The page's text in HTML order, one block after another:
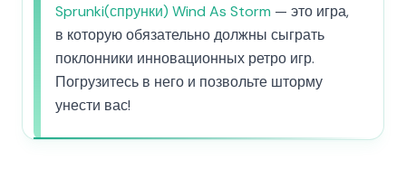
Sprunki(спрунки) Wind As Storm — это игра,
в которую обязательно должны сыграть
поклонники инновационных ретро игр.
Погрузитесь в него и позвольте шторму
унести вас!